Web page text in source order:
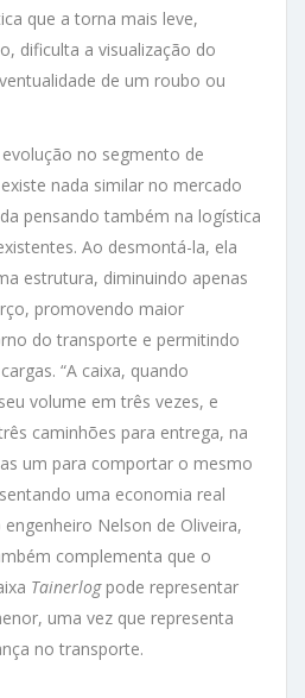
que a torna mais leve,
dificulta a visualização do
de um roubo ou
no segmento de
nada similar no mercado
pensando também na logística
Ao desmontá-la, ela
estrutura, diminuindo apenas
promovendo maior
do transporte e permitindo
“A caixa, quando
volume em três vezes, e
caminhões para entrega, na
um para comportar o mesmo
uma economia real
Nelson de Oliveira,
complementa que o
Tainerlogpode representar
uma vez que representa
no transporte.